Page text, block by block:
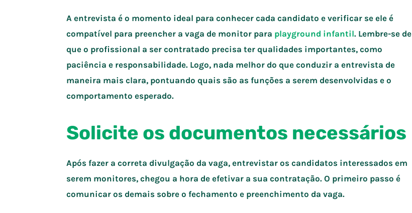
A entrevista é o momento ideal para conhecer cada candidato e verificar se ele é
compatível para preencher a vaga de monitor para playground infantil. Lembre-se de
que o profissional a ser contratado precisa ter qualidades importantes, como
paciência e responsabilidade. Logo, nada melhor do que conduzir a entrevista de
maneira mais clara, pontuando quais são as funções a serem desenvolvidas e o
comportamento esperado.
Solicite os documentos necessários
Após fazer a correta divulgação da vaga, entrevistar os candidatos interessados em
serem monitores, chegou a hora de efetivar a sua contratação. O primeiro passo é
comunicar os demais sobre o fechamento e preenchimento da vaga.